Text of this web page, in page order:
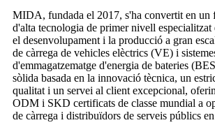
MIDA, fundada el 2017, s'ha convertit en un
d'alta tecnologia de primer nivell especialitzat
el desenvolupament i la producció a gran
de càrrega de vehicles elèctrics (VE) i
d'emmagatzematge d'energia de bateries
sòlida basada en la innovació tècnica, un
qualitat i un servei al client excepcional,
ODM i SKD certificats de classe mundial a
de càrrega i distribuïdors de serveis públics